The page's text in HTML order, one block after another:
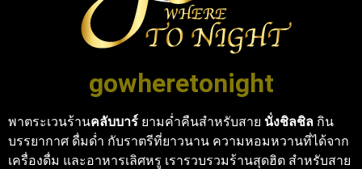
gowheretonight
พาตระเวนร้านคลับบาร์ ยามค่ำคืนสำหรับสาย นั่งชิลชิล กิน
บรรยากาศ ดื่มด่ำ กับราตรีที่ยาวนาน ความหอมหวานที่ได้จาก
เครื่องดื่ม และอาหารเลิศหรู เรารวบรวมร้านสุดฮิต สำหรับสาย